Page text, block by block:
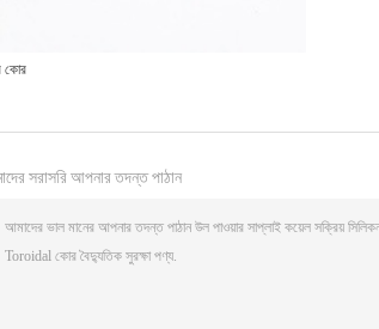
কোর
সরাসরি আপনার তদন্ত পাঠান